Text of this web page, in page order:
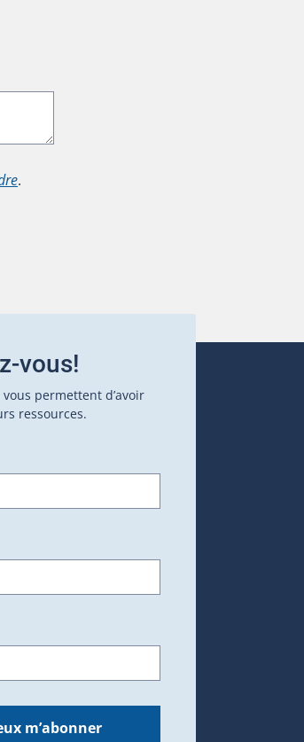
.
fenêtre.)
vous!
permettent d’avoir
ressources.
m’abonner